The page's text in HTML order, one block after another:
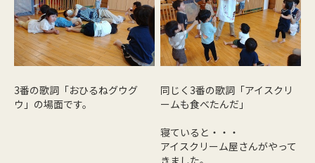
3番の歌詞「おひるねグウグ
ウ」の場面です。
同じく3番の歌詞「アイスクリ
ームも食べたんだ」
寝ていると・・・
アイスクリーム屋さんがやって
きました。